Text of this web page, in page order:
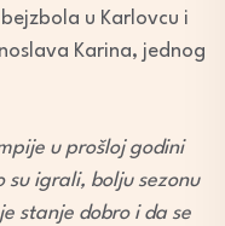
u Karlovcu i
Karina, jednog
u prošloj godini
su igrali, bolju sezonu
stanje dobro i da se